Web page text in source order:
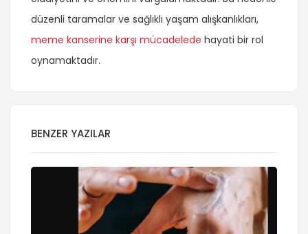
düzenli taramalar ve sağlıklı yaşam alışkanlıkları,
meme kanserine karşı mücadelede hayati bir rol
oynamaktadır.
BENZER YAZILAR